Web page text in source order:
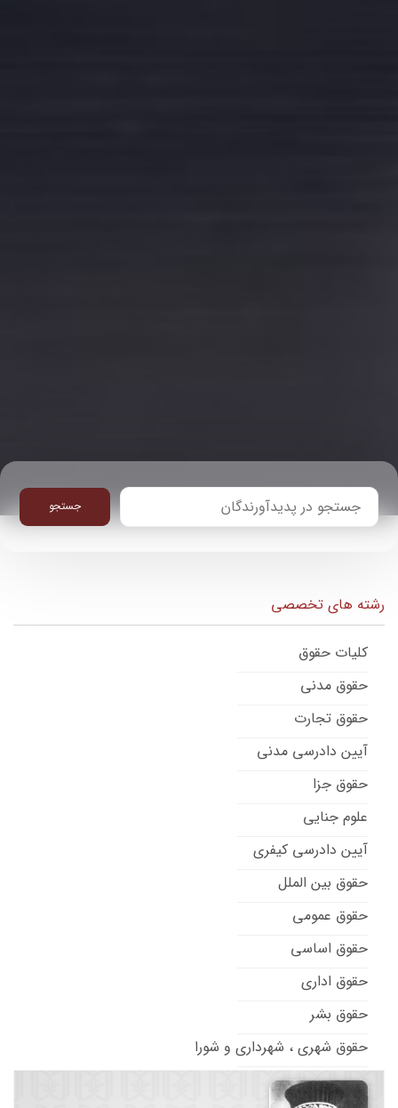
جستجو
رشته های تخصصی
کلیات حقوق
حقوق مدنی
حقوق تجارت
آیین دادرسی مدنی
حقوق جزا
علوم جنایی
آیین دادرسی کیفری
حقوق بین الملل
حقوق عمومی
حقوق اساسی
حقوق اداری
حقوق بشر
حقوق شهری ، شهرداری و شورا
حقوق تطبیقی